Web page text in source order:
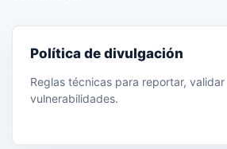
Política de divulgación
Reglas técnicas para reportar,
vulnerabilidades.